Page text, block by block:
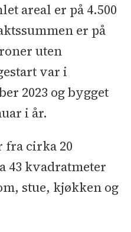
LAB Entreprenør
Caverion
RIV, RIE:
Brekke &
areal er på 4.500
er på
uten
var i
2023 og bygget
i år.
fra cirka 20
43 kvadratmeter
stue, kjøkken og